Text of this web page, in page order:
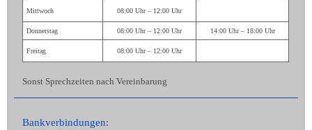
Mittwoch 08:00 Uhr – 12:00 Uhr
Donnerstag 08:00 Uhr – 12:00 Uhr 14:00 Uhr – 18:00 Uhr
Freitag 08:00 Uhr – 12:00 Uhr
Sonst Sprechzeiten nach Vereinbarung
Bankverbindungen: